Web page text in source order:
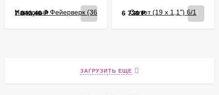
7 040,40Р 6 730Р
ЗАГРУЗИТЬ ЕЩЕ